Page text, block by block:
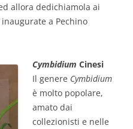
allora dedichiamola ai
a Pechino
Cymbidium Cinesi
Il genere Cymbidium
è molto popolare,
amato dai
collezionisti e nelle